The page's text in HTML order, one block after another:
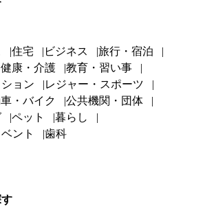
住宅 ビジネス
旅行・宿泊
康・介護
教育・習い事
ョン
レジャー・スポーツ
・バイク
公共機関・団体
ペット
暮らし
ント
歯科